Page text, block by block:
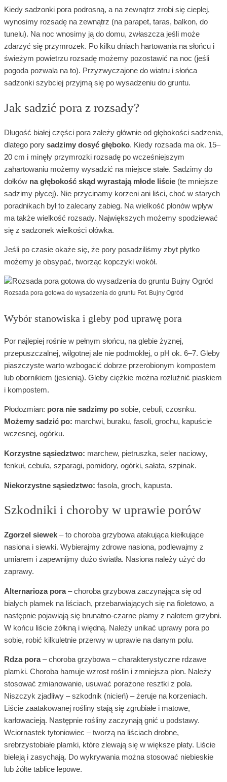
Kiedy sadzonki pora podrosną, a na zewnątrz zrobi się cieplej,
wynosimy rozsadę na zewnątrz (na parapet, taras, balkon, do
tunelu). Na noc wnosimy ją do domu, zwłaszcza jeśli może
zdarzyć się przymrozek. Po kilku dniach hartowania na słońcu i
świeżym powietrzu rozsadę możemy pozostawić na noc (jeśli
pogoda pozwala na to). Przyzwyczajone do wiatru i słońca
sadzonki szybciej przyjmą się po wysadzeniu do gruntu.
Jak sadzić pora z rozsady?
Długość białej części pora zależy głównie od głębokości sadzenia,
dlatego pory sadzimy dosyć głęboko. Kiedy rozsada ma ok. 15–
20 cm i minęły przymrozki rozsadę po wcześniejszym
zahartowaniu możemy wysadzić na miejsce stałe. Sadzimy do
dołków na głębokość skąd wyrastają młode liście (te mniejsze
sadzimy płycej). Nie przycinamy korzeni ani liści, choć w starych
poradnikach był to zalecany zabieg. Na wielkość plonów wpływ
ma także wielkość rozsady. Największych możemy spodziewać
się z sadzonek wielkości ołówka.
Jeśli po czasie okaże się, że pory posadziliśmy zbyt płytko
możemy je obsypać, tworząc kopczyki wokół.
Rozsada pora gotowa do wysadzenia do gruntu Fot. Bujny Ogród
Wybór stanowiska i gleby pod uprawę pora
Por najlepiej rośnie w pełnym słońcu, na glebie żyznej,
przepuszczalnej, wilgotnej ale nie podmokłej, o pH ok. 6–7. Gleby
piaszczyste warto wzbogacić dobrze przerobionym kompostem
lub obornikiem (jesienią). Gleby ciężkie można rozluźnić piaskiem
i kompostem.
Płodozmian: pora nie sadzimy po sobie, cebuli, czosnku.
Możemy sadzić po: marchwi, buraku, fasoli, grochu, kapuście
wczesnej, ogórku.
Korzystne sąsiedztwo: marchew, pietruszka, seler naciowy,
fenkuł, cebula, szparagi, pomidory, ogórki, sałata, szpinak.
Niekorzystne sąsiedztwo: fasola, groch, kapusta.
Szkodniki i choroby w uprawie porów
Zgorzel siewek – to choroba grzybowa atakująca kiełkujące
nasiona i siewki. Wybierajmy zdrowe nasiona, podlewajmy z
umiarem i zapewnijmy dużo światła. Nasiona należy użyć do
zaprawy.
Alternarioza pora– choroba grzybowa zaczynająca się od
białych plamek na liściach, przebarwiających się na fioletowo, a
następnie pojawiają się brunatno-czarne plamy z nalotem grzybni.
W końcu liście żółkną i więdną. Należy unikać uprawy pora po
sobie, robić kilkuletnie przerwy w uprawie na danym polu.
Rdza pora– choroba grzybowa – charakterystyczne rdzawe
plamki. Choroba hamuje wzrost roślin i zmniejsza plon. Należy
stosować zmianowanie, usuwać porażone resztki z pola.
Niszczyk zjadliwy – szkodnik (nicień) – żeruje na korzeniach.
Liście zaatakowanej rośliny stają się zgrubiałe i matowe,
karłowacieją. Następnie rośliny zaczynają gnić u podstawy.
Wciornastek tytoniowiec – tworzą na liściach drobne,
srebrzystobiałe plamki, które zlewają się w większe płaty. Liście
bieleją i zasychają. Do wykrywania można stosować niebieskie
lub żółte tablice lepowe.